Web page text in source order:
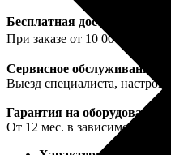
Бесплатная доставка
При заказе от 10 000 ₽
Сервисное обслуживание
Выезд специалиста,
Гарантия на оборудование
От 12 мес. в зависимости от